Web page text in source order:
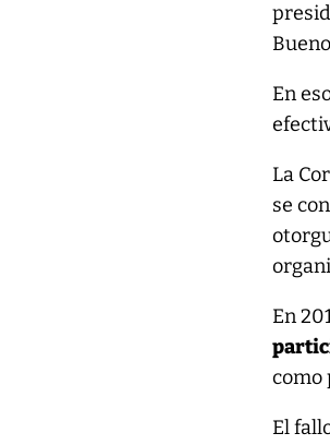
En
La
se
En
como
El